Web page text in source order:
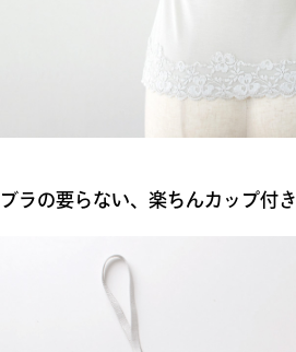
ブラの要らない、楽ちんカップ付き